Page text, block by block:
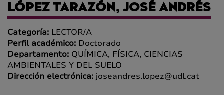
LÓPEZ TARAZÓN, JOSÉ ANDRÉS
Categoría: LECTOR/A
Perfil académico: Doctorado
Departamento: QUÍMICA, FÍSICA, CIENCIAS
AMBIENTALES Y DEL SUELO
Dirección electrónica: joseandres.lopez@udl.cat